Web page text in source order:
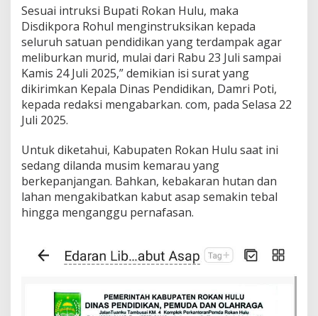
Sesuai intruksi Bupati Rokan Hulu, maka
Disdikpora Rohul menginstruksikan kepada
seluruh satuan pendidikan yang terdampak agar
meliburkan murid, mulai dari Rabu 23 Juli sampai
Kamis 24 Juli 2025,” demikian isi surat yang
dikirimkan Kepala Dinas Pendidikan, Damri Poti,
kepada redaksi mengabarkan. com, pada Selasa 22
Juli 2025.
Untuk diketahui, Kabupaten Rokan Hulu saat ini
sedang dilanda musim kemarau yang
berkepanjangan. Bahkan, kebakaran hutan dan
lahan mengakibatkan kabut asap semakin tebal
hingga menganggu pernafasan.